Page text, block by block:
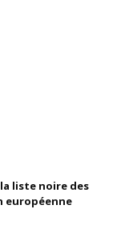
liste noire des
européenne